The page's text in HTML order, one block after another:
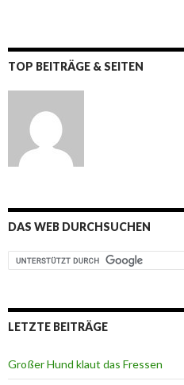
TOP BEITRÄGE & SEITEN
DAS WEB DURCHSUCHEN
LETZTE BEITRÄGE
Großer Hund klaut das Fressen